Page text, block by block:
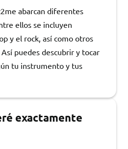
abarcan diferentes
ellos se incluyen
y el rock, así como otros
puedes descubrir y tocar
tu instrumento y tus
exactamente